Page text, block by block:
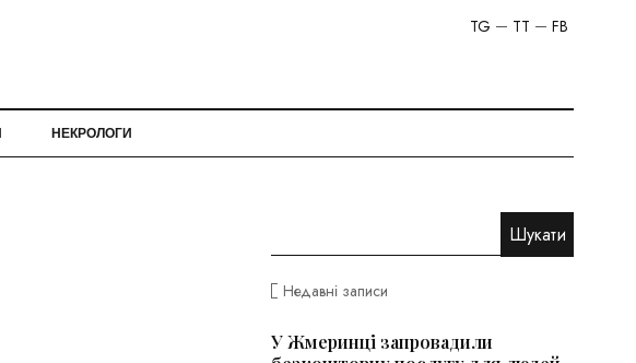
FB
TT
TG
НЕКРОЛОГИ
Недавні записи
У Жмеринці запровадили